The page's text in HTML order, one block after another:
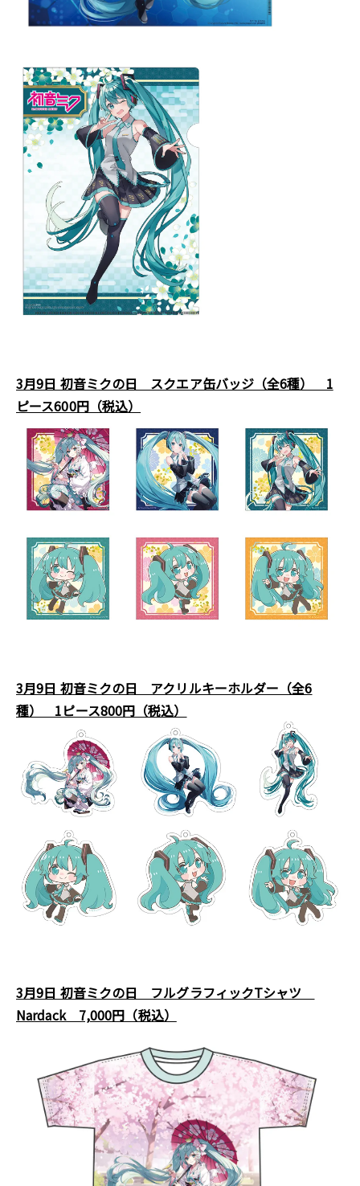
3月9日 初音ミクの日 スクエア缶バッジ（全6種） 1
ピース600円（税込）
3月9日 初音ミクの日 アクリルキーホルダー（全6
種） 1ピース800円（税込）
3月9日 初音ミクの日 フルグラフィックTシャツ
Nardack 7,000円（税込）